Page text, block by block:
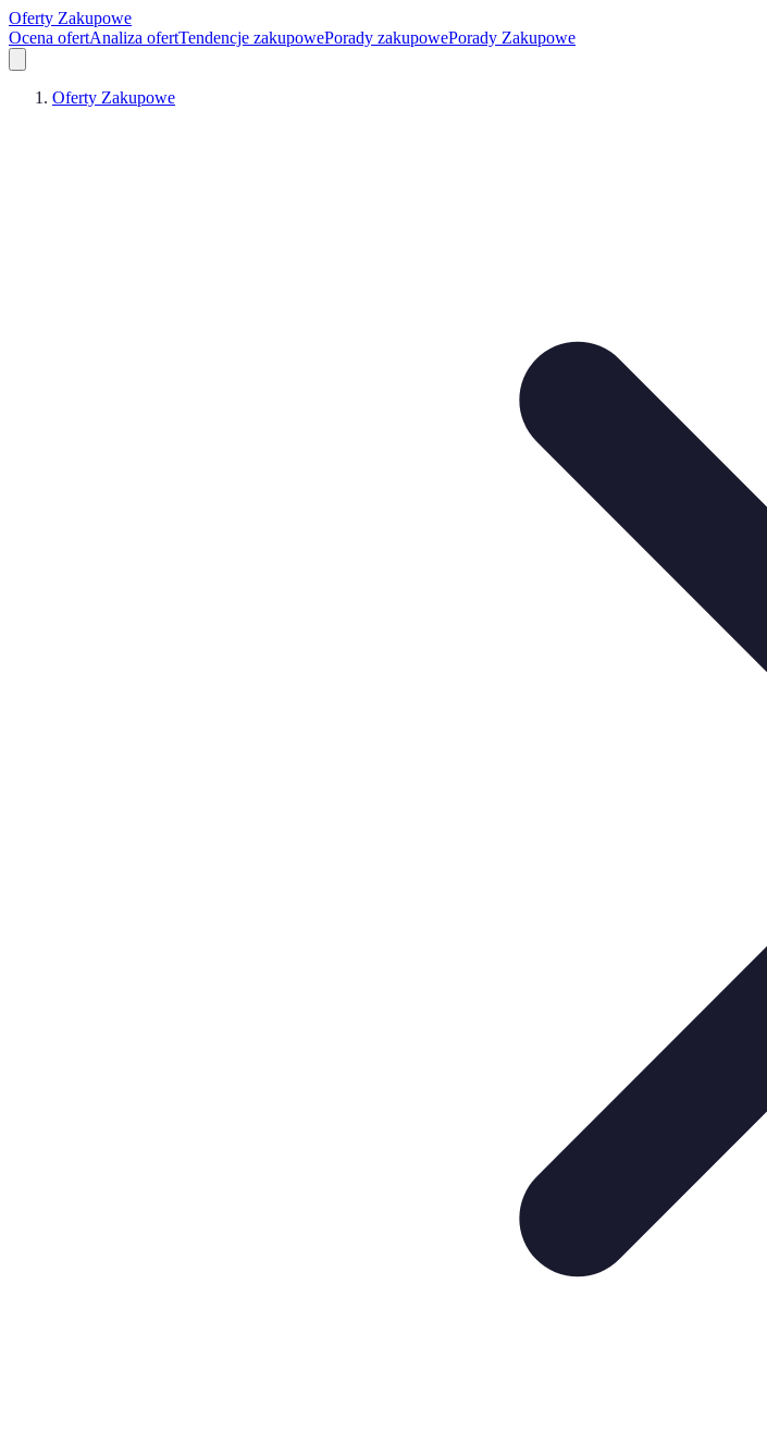
Oferty Zakupowe
Ocena ofertAnaliza ofertTendencje zakupowePorady zakupowePorady Zakupowe
Oferty Zakupowe